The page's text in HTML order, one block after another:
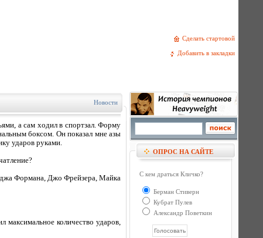
Сделать стартовой
Добавить в закладки
Новости
а сам ходил в спортзал. Форму
боксом. Он показал мне азы
ударов руками.
Формана, Джо Фрейзера, Майка
максимальное количество ударов,
ОПРОС НА САЙТЕ
С кем драться Кличко?
Берман Стиверн
Кубрат Пулев
Александр Поветкин